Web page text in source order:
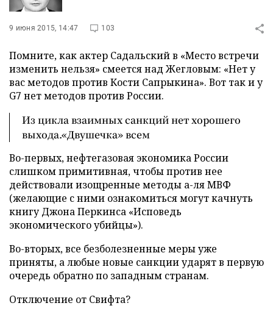
9 июня 2015, 14:47 103
Помните, как актер Садальский в «Место встречи
изменить нельзя» смеется над Жегловым: «Нет у
вас методов против Кости Сапрыкина». Вот так и у
G7 нет методов против России.
Из цикла взаимных санкций нет хорошего
выхода.«Двушечка» всем
Во-первых, нефтегазовая экономика России
слишком примитивная, чтобы против нее
действовали изощренные методы а-ля МВФ
(желающие с ними ознакомиться могут качнуть
книгу Джона Перкинса «Исповедь
экономического убийцы»).
Во-вторых, все безболезненные меры уже
приняты, а любые новые санкции ударят в первую
очередь обратно по западным странам.
Отключение от Свифта?